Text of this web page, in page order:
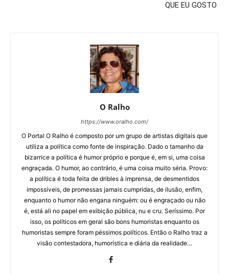
QUE EU GOSTO
O Ralho
https://www.oralho.com/
O Portal O Ralho é composto por um grupo de artistas digitais que
utiliza a política como fonte de inspiração. Dado o tamanho da
bizarrice a política é humor próprio e porque é, em si, uma coisa
engraçada. O humor, ao contrário, é uma coisa muito séria. Provo:
a política é toda feita de dribles à imprensa, de desmentidos
impossíveis, de promessas jamais cumpridas, de ilusão, enfim,
enquanto o humor não engana ninguém: ou é engraçado ou não
é, está ali no papel em exibição pública, nu e cru. Seríssimo. Por
isso, os políticos em geral são bons humoristas enquanto os
humoristas sempre foram péssimos políticos. Então o Ralho traz a
visão contestadora, humorística e diária da realidade…